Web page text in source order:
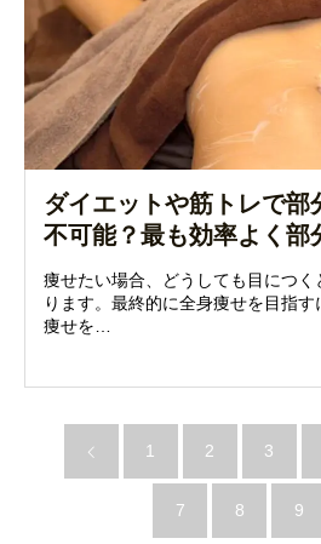
ダイエットや筋トレで部
不可能？最も効率よく
痩せたい場合、どうしても目につ
ります。最終的に全身痩せを目指
痩せを…
1 2 3
7 8 9